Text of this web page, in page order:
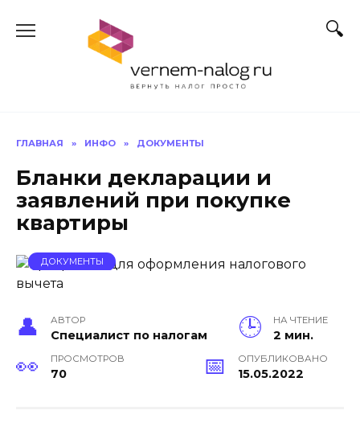
содержанию
ГЛАВНАЯ » ИНФО » ДОКУМЕНТЫ
Бланки декларации и
заявлений при покупке
квартиры
ДОКУМЕНТЫ
АВТОР
Специалист по налогам
НА ЧТЕНИЕ
2 мин.
ПРОСМОТРОВ
70
ОПУБЛИКОВАНО
15.05.2022